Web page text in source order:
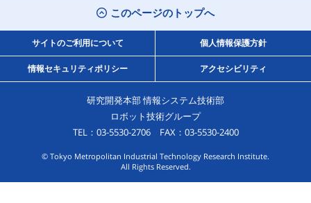
このページのトップへ
サイトのご利用について 個人情報保護方針
情報セキュリティポリシー アクセシビリティ
研究開発本部 情報システム技術部
ロボット技術グループ
TEL：03-5530-2706 FAX：03-5530-2400
© Tokyo Metropolitan Industrial Technology Research Institute.
All Rights Reserved.